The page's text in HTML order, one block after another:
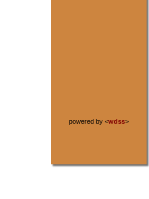
powered by <wdss>